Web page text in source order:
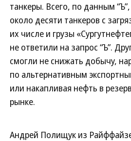
танкеры. Всего, по данным
около десяти танкеров с
их числе и грузы
не ответили на запрос “Ъ”.
смогли не снижать добычу,
по альтернативным
или накапливая нефть в
рынке.
Андрей Полищук из